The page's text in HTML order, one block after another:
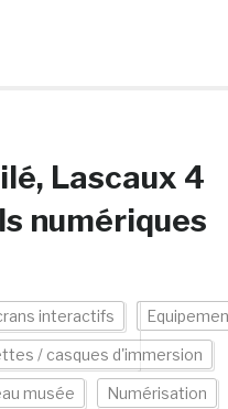
Lascaux 4
numériques
interactifs
/ casques d'immersion
musée Numérisation